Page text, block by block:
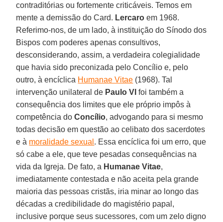
contraditórias ou fortemente criticáveis. Temos em
mente a demissão do Card. Lercaro em 1968.
Referimo-nos, de um lado, à instituição do Sínodo dos
Bispos com poderes apenas consultivos,
desconsiderando, assim, a verdadeira colegialidade
que havia sido preconizada pelo Concílio e, pelo
outro, à encíclica Humanae Vitae (1968). Tal
intervenção unilateral de Paulo VI foi também a
consequência dos limites que ele próprio impôs à
competência doConcílio, advogando para si mesmo
todas decisão em questão ao celibato dos sacerdotes
e à moralidade sexual . Essa encíclica foi um erro, que
só cabe a ele, que teve pesadas consequências na
vida da Igreja. De fato, a Humanae Vitae,
imediatamente contestada e não aceita pela grande
maioria das pessoas cristãs, iria minar ao longo das
décadas a credibilidade do magistério papal,
inclusive porque seus sucessores, com um zelo digno